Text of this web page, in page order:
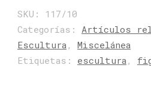
"
cantidad
SKU: 117/10
Categorías: Artículos
Escultura , Miscelánea
Etiquetas: escultura ,